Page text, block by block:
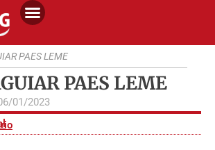
PAES LEME
PAES LEME
01/2023